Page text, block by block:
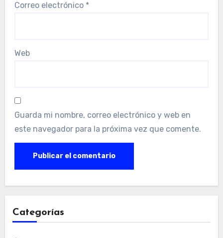
Correo electrónico *
Web
Guarda mi nombre, correo electrónico y web en
este navegador para la próxima vez que comente.
Categorías